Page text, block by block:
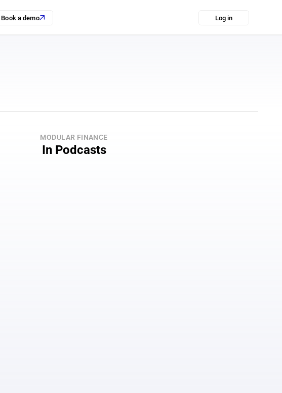
MODULAR FINANCE
In Podcasts
Book a demo Log in